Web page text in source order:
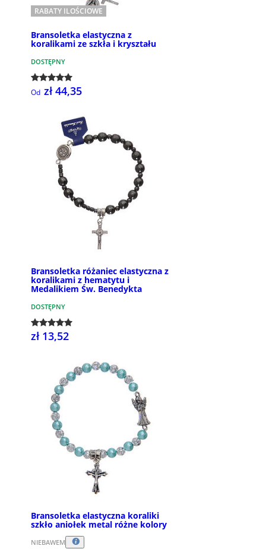
RABATY ILOŚCIOWE
Bransoletka elastyczna z
koralikami ze szkła i kryształu
DOSTĘPNY
Od zł 44,35
Bransoletka różaniec elastyczna z
koralikami z hematytu i
Medalikiem Św. Benedykta
DOSTĘPNY
zł 13,52
Bransoletka elastyczna koraliki
szkło aniołek metal różne kolory
NIEBAWEM